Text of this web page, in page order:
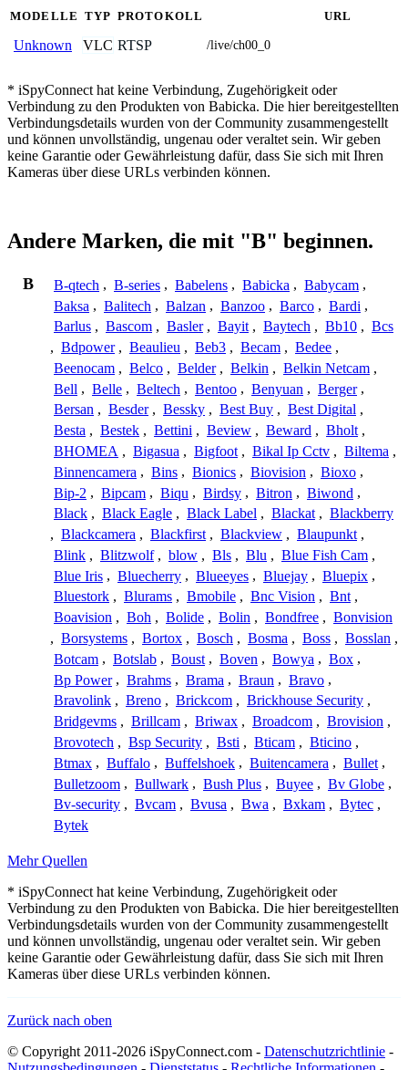
MODELLE TYP PROTOKOLL URL
Unknown VLC RTSP /live/ch00_0
* iSpyConnect hat keine Verbindung, Zugehörigkeit oder
Verbindung zu den Produkten von Babicka. Die hier bereitgestellten
Verbindungsdetails wurden von der Community zusammengestellt
und können unvollständig, ungenau oder veraltet sein. Wir geben
keine Garantie oder Gewährleistung dafür, dass Sie sich mit Ihren
Kameras über diese URLs verbinden können.
Andere Marken, die mit "B" beginnen.
B B-qtech , B-series , Babelens , Babicka , Babycam ,
Baksa , Balitech , Balzan , Banzoo , Barco , Bardi ,
Barlus , Bascom , Basler , Bayit , Baytech , Bb10 , Bcs
, Bdpower , Beaulieu , Beb3 , Becam , Bedee ,
Beenocam , Belco , Belder , Belkin , Belkin Netcam ,
Bell , Belle , Beltech , Bentoo , Benyuan , Berger ,
Bersan , Besder , Bessky , Best Buy , Best Digital ,
Besta , Bestek , Bettini , Beview , Beward , Bholt ,
BHOMEA , Bigasua , Bigfoot , Bikal Ip Cctv , Biltema ,
Binnencamera , Bins , Bionics , Biovision , Bioxo ,
Bip-2 , Bipcam , Biqu , Birdsy , Bitron , Biwond ,
Black , Black Eagle , Black Label , Blackat , Blackberry
, Blackcamera , Blackfirst , Blackview , Blaupunkt ,
Blink , Blitzwolf , blow , Bls , Blu , Blue Fish Cam ,
Blue Iris , Bluecherry , Blueeyes , Bluejay , Bluepix ,
Bluestork , Blurams , Bmobile , Bnc Vision , Bnt ,
Boavision , Boh , Bolide , Bolin , Bondfree , Bonvision
, Borsystems , Bortox , Bosch , Bosma , Boss , Bosslan ,
Botcam , Botslab , Boust , Boven , Bowya , Box ,
Bp Power , Brahms , Brama , Braun , Bravo ,
Bravolink , Breno , Brickcom , Brickhouse Security ,
Bridgevms , Brillcam , Briwax , Broadcom , Brovision ,
Brovotech , Bsp Security , Bsti , Bticam , Bticino ,
Btmax , Buffalo , Buffelshoek , Buitencamera , Bullet ,
Bulletzoom , Bullwark , Bush Plus , Buyee , Bv Globe ,
Bv-security , Bvcam , Bvusa , Bwa , Bxkam , Bytec ,
Bytek
Mehr Quellen
* iSpyConnect hat keine Verbindung, Zugehörigkeit oder
Verbindung zu den Produkten von Babicka. Die hier bereitgestellten
Verbindungsdetails wurden von der Community zusammengestellt
und können unvollständig, ungenau oder veraltet sein. Wir geben
keine Garantie oder Gewährleistung dafür, dass Sie sich mit Ihren
Kameras über diese URLs verbinden können.
Zurück nach oben
© Copyright 2011-2026 iSpyConnect.com - Datenschutzrichtlinie -